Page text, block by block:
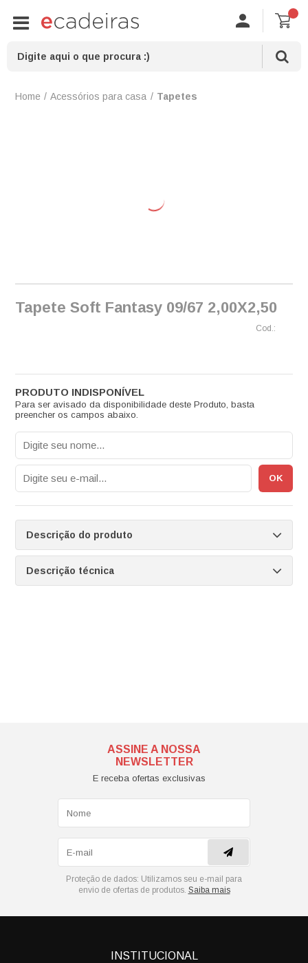
Acessórios para casa Tapetes
Tapete Soft Fantasy 09/67 2,00X2,50
Para ser avisado da disponibilidade deste Produto, basta
preencher os campos abaixo.
Descrição do produto
Descrição técnica
ASSINE A NOSSA
NEWSLETTER
E receba ofertas exclusivas
Proteção de dados: Utilizamos seu e-mail para
envio de ofertas de produtos. Saiba mais
INSTITUCIONAL